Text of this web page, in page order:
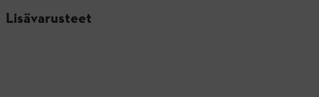
Lisävarusteet